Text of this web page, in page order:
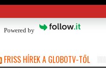
Powered by
FRISS HÍREK A GLOBOTV-TŐL